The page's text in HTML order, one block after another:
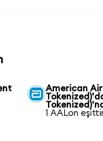
American
1 AALon